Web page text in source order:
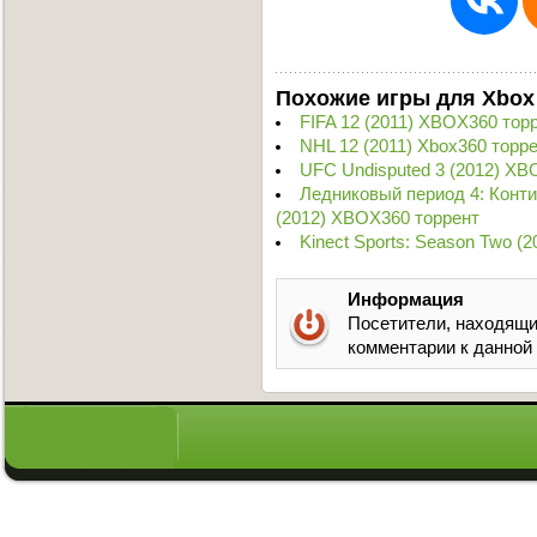
Похожие игры для Xbox
FIFA 12 (2011) XBOX360
NHL 12 (2011) Xbox360
UFC Undisputed 3 (2012)
Ледниковый период 4:
(2012) XBOX360 торрент
Kinect Sports: Season Two
Информация
Посетители,
комментарии к